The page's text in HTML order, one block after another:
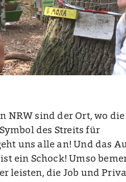
NRW sind der Ort, wo
des Streits für
uns alle an! Und das
ein Schock! Umso
leisten, die Job und